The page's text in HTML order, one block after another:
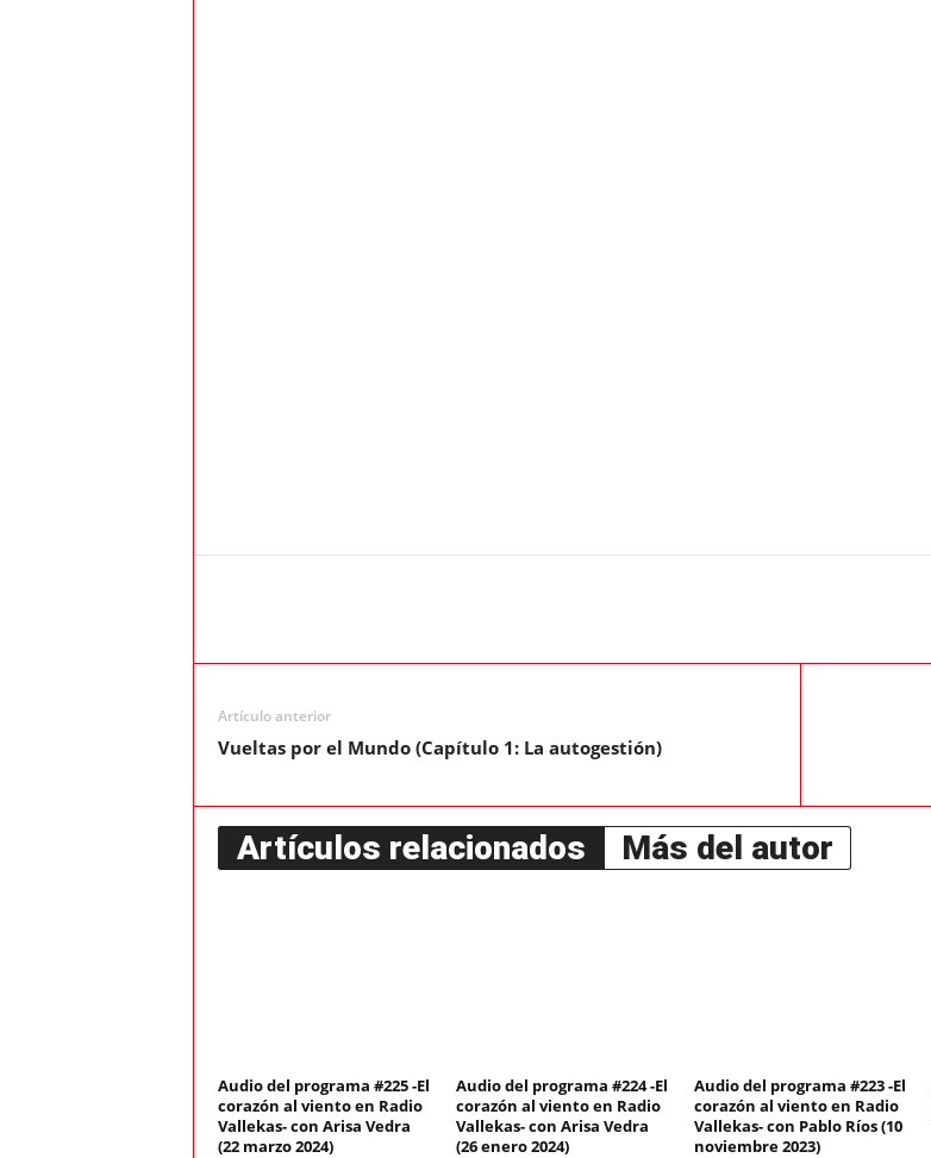
Artículo anterior
Vueltas por el Mundo (Capítulo 1: La autogestión)
Artículos relacionados Más del autor
Audio del programa #225 -El
corazón al viento en Radio
Vallekas- con Arisa Vedra
(22 marzo 2024)
Audio del programa #224 -El
corazón al viento en Radio
Vallekas- con Arisa Vedra
(26 enero 2024)
Audio del programa #223 -El
corazón al viento en Radio
Vallekas- con Pablo Ríos (10
noviembre 2023)